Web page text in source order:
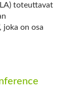
toteuttavat
joka on osa